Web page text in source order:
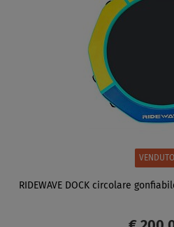
VENDUTO
RIDEWAVE DOCK circolare